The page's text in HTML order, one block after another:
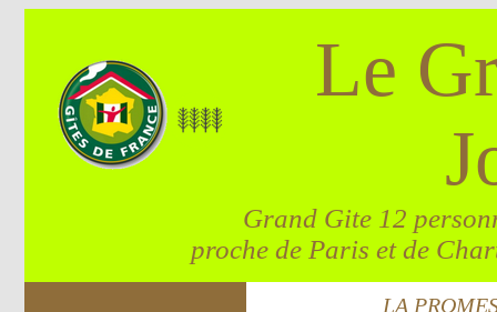
Le
Grand Gite 12
proche de Paris et de
LA